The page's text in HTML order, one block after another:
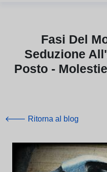
Fasi Del
Seduzione
Posto -
🡐 Ritorna al blog